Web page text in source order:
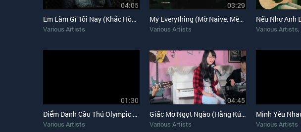
04:05
Em Làm Gì Tối Nay (Khắc Hòa Cover)
Various Artists
03:29
My Everything (Mờ Naive, Mèo Quý Tộc Cover)
Various Artists Various Artists,
01:30
Điểm Danh Cầu Thủ Olympic Việt Nam 2015 (Nhạc Chế)
Various Artists
04:45
Giấc Mơ Ngọt Ngào (Hằng Kún Cover)
Various Artists Various Artists